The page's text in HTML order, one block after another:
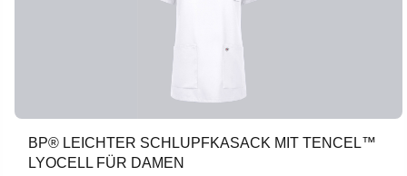
BP® LEICHTER SCHLUPFKASACK MIT TENCEL™
LYOCELL FÜR DAMEN